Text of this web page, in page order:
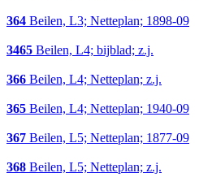
364 Beilen, L3; Netteplan; 1898-09
3465 Beilen, L4; bijblad; z.j.
366 Beilen, L4; Netteplan; z.j.
365 Beilen, L4; Netteplan; 1940-09
367 Beilen, L5; Netteplan; 1877-09
368 Beilen, L5; Netteplan; z.j.